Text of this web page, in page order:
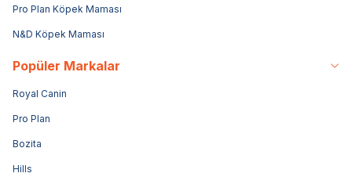
Pro Plan Köpek Maması
N&D Köpek Maması
Popüler Markalar
Royal Canin
Pro Plan
Bozita
Hills